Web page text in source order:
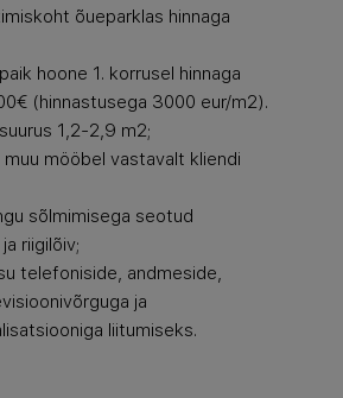
õueparklas hinnaga
hoone 1. korrusel hinnaga
(hinnastusega 3000 eur/m2).
1,2-2,9 m2;
muu mööbel vastavalt kliendi
sõlmimisega seotud
riigilõiv;
telefoniside, andmeside,
ja
liitumiseks.